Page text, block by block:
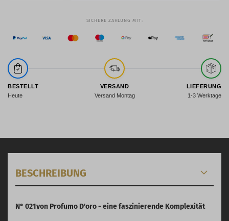
BESTELLT
Heute
VERSAND
Versand Montag
LIEFERUNG
1-3 Werktage
BESCHREIBUNG
N° 021von Profumo D'oro - eine faszinierende Komplexität